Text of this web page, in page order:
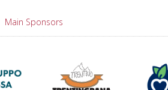
Main Sponsors